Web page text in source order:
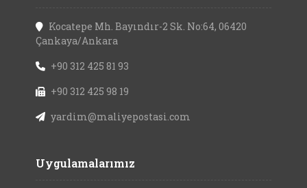
Kocatepe Mh. Bayındır-2 Sk. No:64, 06420
Çankaya/Ankara
+90 312 425 81 93
+90 312 425 98 19
yardim@maliyepostasi.com
Uygulamalarımız